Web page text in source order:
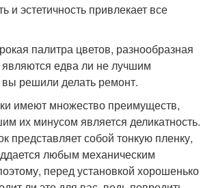
и эстетичность привлекает все
палитра цветов, разнообразная
едва ли не лучшим
решили делать ремонт.
имеют множество преимуществ,
их минусом является деликатность.
представляет собой тонкую пленку,
любым механическим
перед установкой хорошенько